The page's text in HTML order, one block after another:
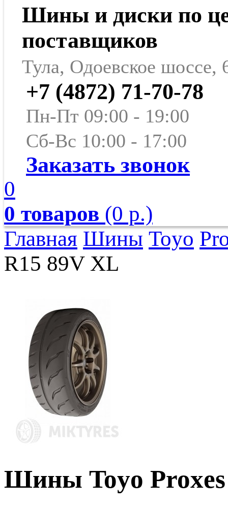
Шины и диски по
поставщиков
Тула, Одоевское шоссе,
+7 (4872) 71-70-78
Пн-Пт 09:00 - 19:00
Сб-Вс 10:00 - 17:00
Заказать звонок
0
0 товаров (0 р.)
Главная Шины Toyo
R15 89V XL
Шины Toyo Proxes